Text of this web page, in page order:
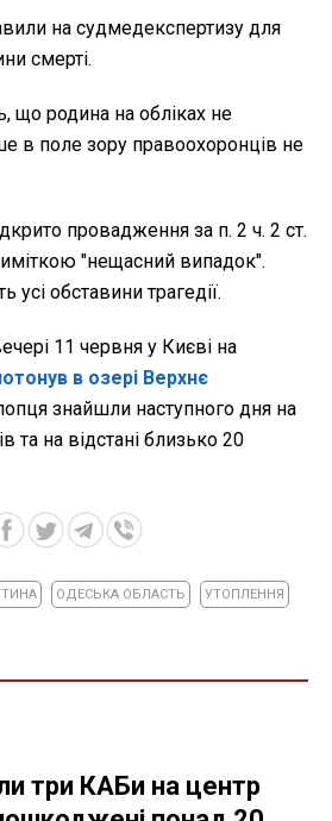
на судмедекспертизу для
смерті.
що родина на обліках не
в поле зору правоохоронців не
провадження за п. 2 ч. 2 ст.
"нещасний випадок".
усі обставини трагедії.
11 червня у Києві на
в озері Верхнє
знайшли наступного дня на
та на відстані близько 20
ОДЕСЬКА ОБЛАСТЬ УТОПЛЕННЯ
три КАБи на центр